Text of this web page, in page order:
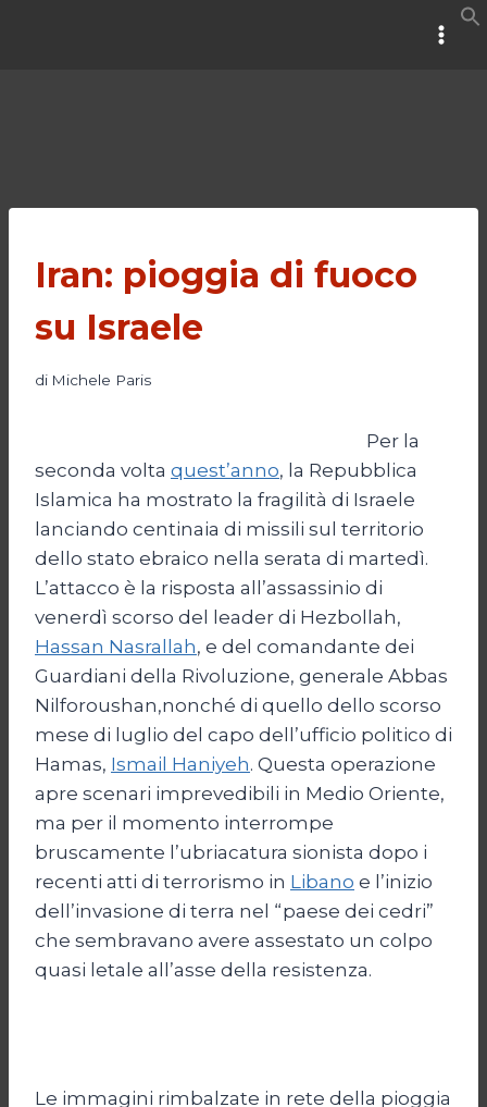
Iran: pioggia di fuoco
su Israele
di Michele Paris
Per la
seconda volta quest’anno, la Repubblica
Islamica ha mostrato la fragilità di Israele
lanciando centinaia di missili sul territorio
dello stato ebraico nella serata di martedì.
L’attacco è la risposta all’assassinio di
venerdì scorso del leader di Hezbollah,
Hassan Nasrallah, e del comandante dei
Guardiani della Rivoluzione, generale Abbas
Nilforoushan,nonché di quello dello scorso
mese di luglio del capo dell’ufficio politico di
Hamas, Ismail Haniyeh. Questa operazione
apre scenari imprevedibili in Medio Oriente,
ma per il momento interrompe
bruscamente l’ubriacatura sionista dopo i
recenti atti di terrorismo in Libano e l’inizio
dell’invasione di terra nel “paese dei cedri”
che sembravano avere assestato un colpo
quasi letale all’asse della resistenza.
Le immagini rimbalzate in rete della pioggia